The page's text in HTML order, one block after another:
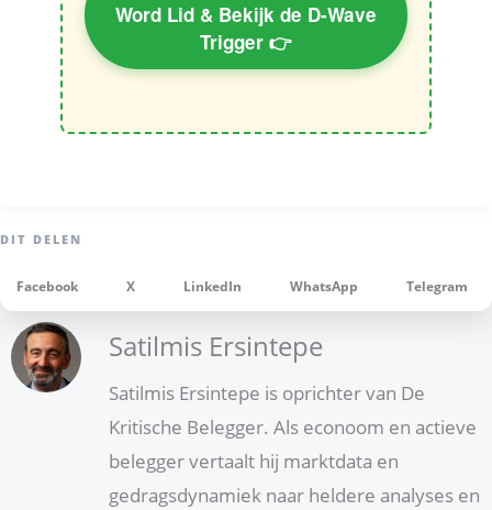
Word Lid & Bekijk de D-Wave
Trigger 👉
Facebook X LinkedIn WhatsApp Telegram
Satilmis Ersintepe
Satilmis Ersintepe is oprichter van De
Kritische Belegger. Als econoom en actieve
belegger vertaalt hij marktdata en
gedragsdynamiek naar heldere analyses en